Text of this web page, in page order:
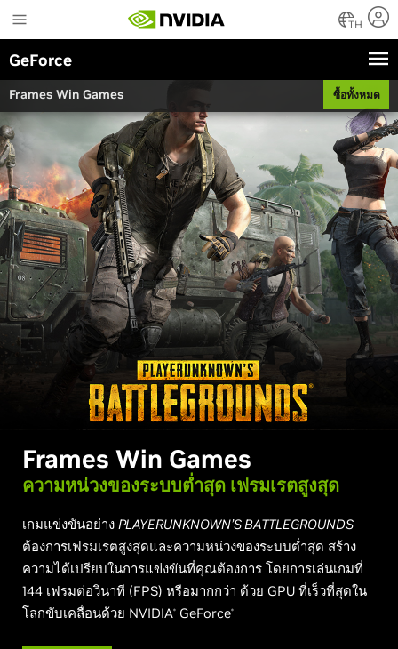
to
main
content
TH
GeForce
Frames Win Games ซื้อทั้งหมด
Frames Win Games
ความหน่วงของระบบต่ำสุด เฟรมเรตสูงสุด
เกมแข่งขันอย่าง PLAYERUNKNOWN’S BATTLEGROUNDS
ต้องการเฟรมเรตสูงสุดและความหน่วงของระบบต่ำสุด สร้าง
ความได้เปรียบในการแข่งขันที่คุณต้องการ โดยการเล่นเกมที่
144 เฟรมต่อวินาที (FPS) หรือมากกว่า ด้วย GPU ที่เร็วที่สุดใน
โลกขับเคลื่อนด้วย NVIDIA® GeForce®